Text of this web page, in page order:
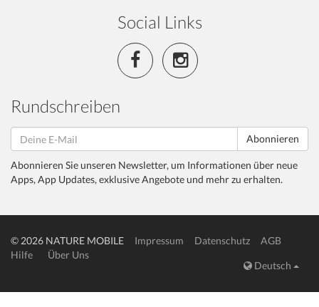
Social Links
Rundschreiben
Abonnieren
Abonnieren Sie unseren Newsletter, um Informationen über neue
Apps, App Updates, exklusive Angebote und mehr zu erhalten.
© 2026 NATURE MOBILE Impressum Datenschutz
AGB
Hilfe
Über Uns
Deutsch